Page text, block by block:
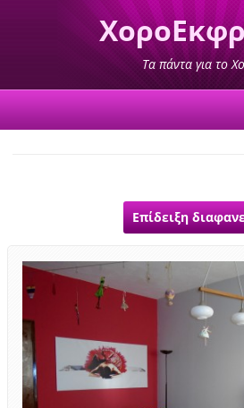
Τα πάντα για το
Επίδειξη